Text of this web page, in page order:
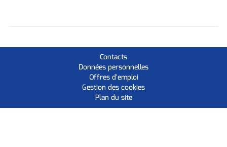
Contacts
Données personnelles
Offres d'emploi
Gestion des cookies
Plan du site